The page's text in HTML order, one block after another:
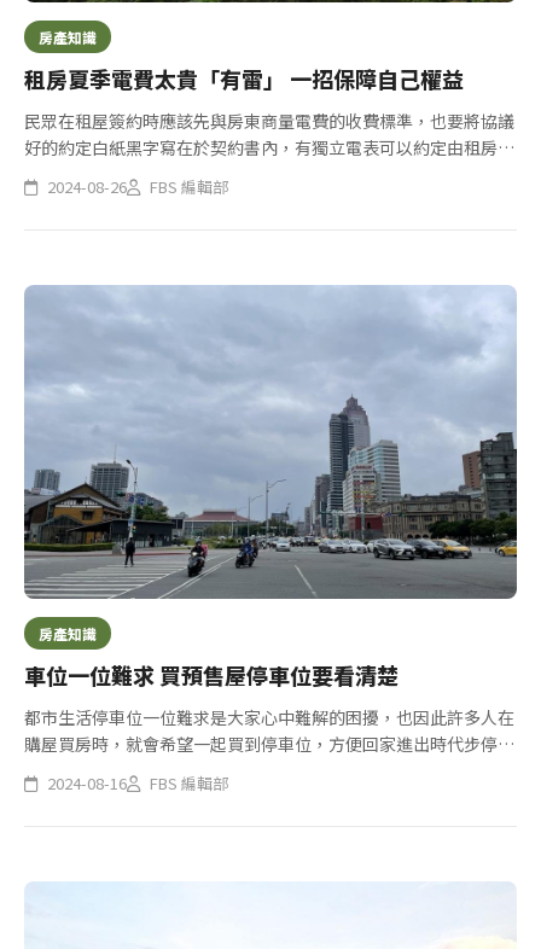
房產知識
租房夏季電費太貴「有雷」 一招保障自己權益
民眾在租屋簽約時應該先與房東商量電費的收費標準，也要將協議
好的約定白紙黑字寫在於契約書內，有獨立電表可以約定由租房的
民眾自行向台電繳納，但如果是租用雅房或套房者，雖然每個房間
有獨立分電表，但卻是各個房間及公共區域用電，例如水塔的抽水
2024-08-26 FBS 編輯部
房產知識
車位一位難求 買預售屋停車位要看清楚
都市生活停車位一位難求是大家心中難解的困擾，也因此許多人在
購屋買房時，就會希望一起買到停車位，方便回家進出時代步停車
使用，但如果是中古屋及成屋，可以立即了解住戶大樓停車位使用
外，有人買了預售屋卻發現自己的車位靠邊超難停，氣得想退訂，
2024-08-16 FBS 編輯部